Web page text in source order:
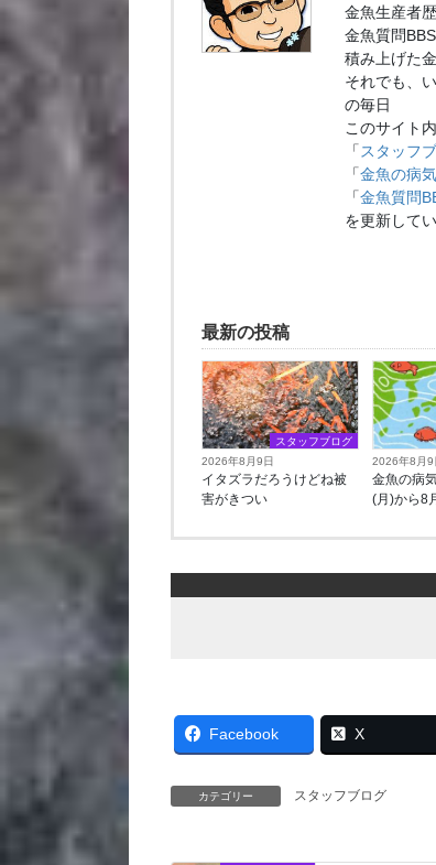
金魚生産者
金魚質問
積み上げた
それでも、
の毎日
このサイト内
「 スタッフ
「金魚の病
「金魚質問
を更新してい
最新の投稿
スタッフブログ
2026年8月9日
イタズラだろうけどね被
害がきつい
2026年8月9
金魚の病
(月)から8
Facebook X
カテゴリー スタッフブログ